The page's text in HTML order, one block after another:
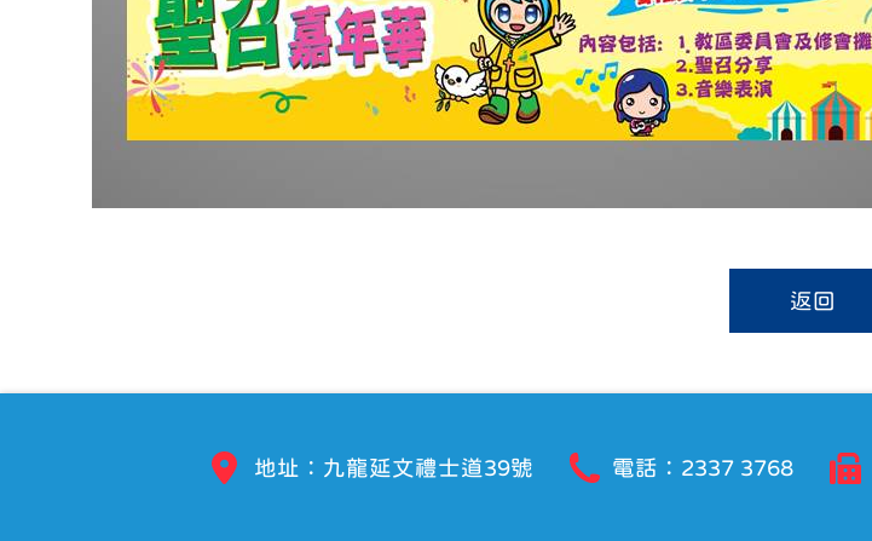
返回
地址：九龍延文禮士道39號 電話：2337 3768